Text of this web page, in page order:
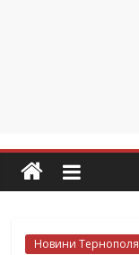
Новини Тернополя